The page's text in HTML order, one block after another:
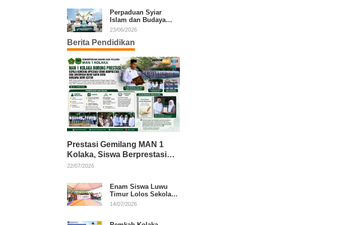
Perpaduan Syiar
Islam dan Budaya
Warnai Pawai Ta’aruf
23/06/2026
Berita Pendidikan
Prestasi Gemilang MAN 1
Kolaka, Siswa Berprestasi
dan Guru Berkarya Raih
22/07/2026
Enam Siswa Luwu
Timur Lolos Sekolah
Rakyat, Bupati: Jaga
14/07/2026